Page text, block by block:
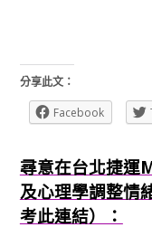
分享此文：
Facebook
尋意在台北捷運
及心理學調整情
考此連結）：